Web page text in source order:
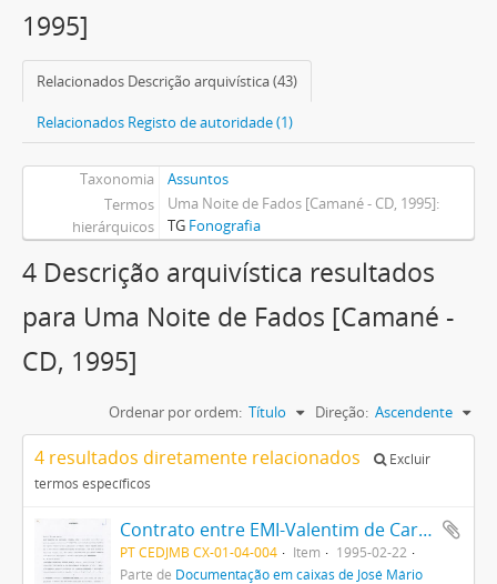
1995]
Relacionados Descrição arquivística (43)
Relacionados Registo de autoridade (1)
Taxonomia
Assuntos
Termos
hierárquicos
Uma Noite de Fados [Camané - CD, 1995]
TG Fonografia
4 Descrição arquivística resultados
para Uma Noite de Fados [Camané -
CD, 1995]
Ordenar por ordem: Título Direção: Ascendente
4 resultados diretamente relacionados
Excluir
termos específicos
Contrato entre EMI-Valentim de Carvalho e José Mário Branco
PT CEDJMB CX-01-04-004 Item
1995-02-22
Parte de Documentação em caixas de José Mário